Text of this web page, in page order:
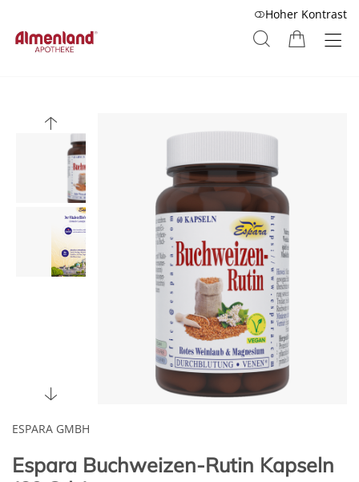
Hoher Kontrast
ESPARA GMBH
Espara Buchweizen-Rutin Kapseln